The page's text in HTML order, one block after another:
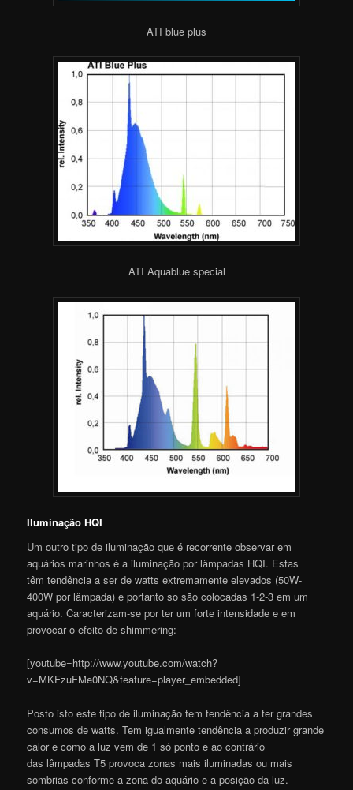
ATI blue plus
ATI Aquablue special
Iluminação HQI
Um outro tipo de iluminação que é recorrente observar em
aquários marinhos é a iluminação por lâmpadas HQI. Estas
têm tendência a ser de watts extremamente elevados (50W-
400W por lâmpada) e portanto so são colocadas 1-2-3 em um
aquário. Caracterizam-se por ter um forte intensidade e em
provocar o efeito de shimmering:
[youtube=http://www.youtube.com/watch?
v=MKFzuFMe0NQ&feature=player_embedded]
Posto isto este tipo de iluminação tem tendência a ter grandes
consumos de watts. Tem igualmente tendência a produzir grande
calor e como a luz vem de 1 só ponto e ao contrário
das lâmpadas T5 provoca zonas mais iluminadas ou mais
sombrias conforme a zona do aquário e a posição da luz.